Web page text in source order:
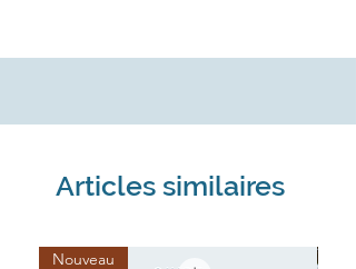
nutritionnelles, ce guide
Plus de 10 idées de déjeuner
Des idées de collations à
consommer en journée et en
Plus de 20 idées de recettes
Articles similaires
Nouveau